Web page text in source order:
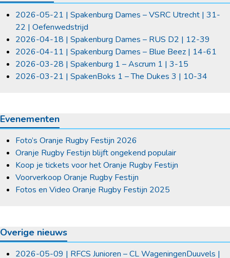
2026-05-21 | Spakenburg Dames – VSRC Utrecht | 31-
22 | Oefenwedstrijd
2026-04-18 | Spakenburg Dames – RUS D2 | 12-39
2026-04-11 | Spakenburg Dames – Blue Beez | 14-61
2026-03-28 | Spakenburg 1 – Ascrum 1 | 3-15
2026-03-21 | SpakenBoks 1 – The Dukes 3 | 10-34
Evenementen
Foto’s Oranje Rugby Festijn 2026
Oranje Rugby Festijn blijft ongekend populair
Koop je tickets voor het Oranje Rugby Festijn
Voorverkoop Oranje Rugby Festijn
Fotos en Video Oranje Rugby Festijn 2025
Overige nieuws
2026-05-09 | RFCS Junioren – CL WageningenDuuvels |